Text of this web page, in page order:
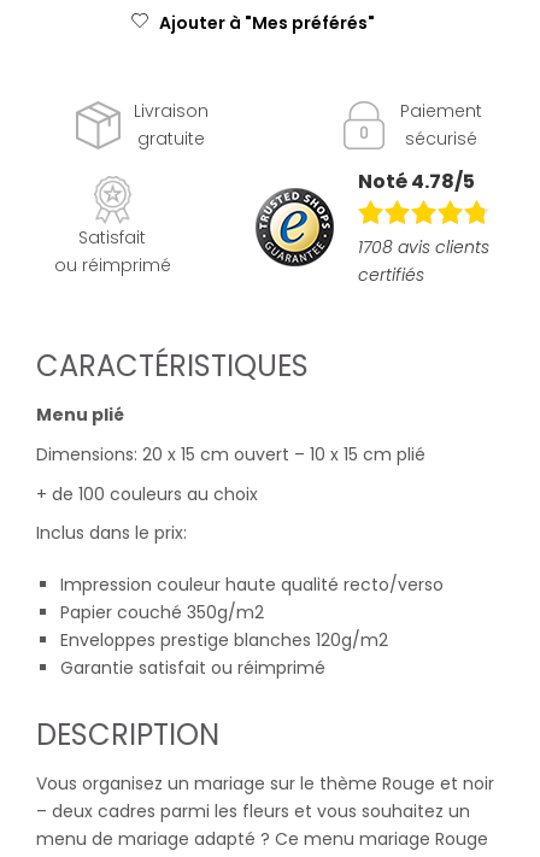
Ajouter à "Mes préférés"
Livraison
gratuite
Paiement
sécurisé
Satisfait
ou réimprimé
Noté 4.78/5
1708 avis clients
certifiés
CARACTÉRISTIQUES
Menu plié
Dimensions: 20 x 15 cm ouvert – 10 x 15 cm plié
+ de 100 couleurs au choix
Inclus dans le prix:
Impression couleur haute qualité recto/verso
Papier couché 350g/m2
Enveloppes prestige blanches 120g/m2
Garantie satisfait ou réimprimé
DESCRIPTION
Vous organisez un mariage sur le thème Rouge et noir
– deux cadres parmi les fleurs et vous souhaitez un
menu de mariage adapté ? Ce menu mariage Rouge